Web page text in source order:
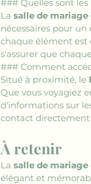
### Quelles sont
La salle de mariage
nécessaires pour
chaque élément est
s'assurer que
### Comment
Situé à proximité, le
Que vous voyagiez
d'informations sur
contact directement
À retenir
La salle de mariage
élégant et